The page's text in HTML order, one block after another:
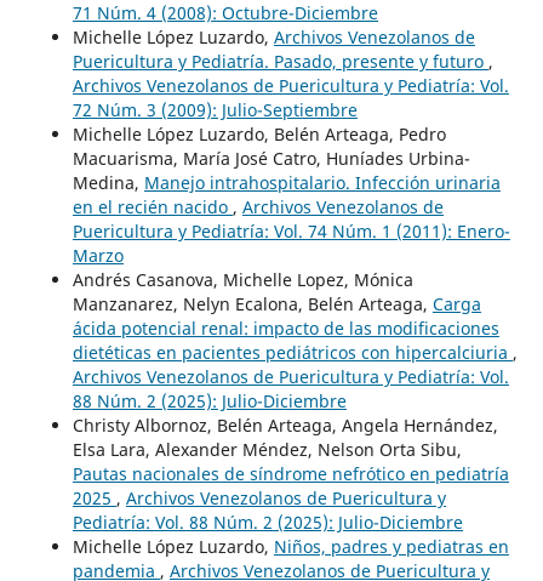
71 Núm. 4 (2008): Octubre-Diciembre
Michelle López Luzardo, Archivos Venezolanos de
Puericultura y Pediatría. Pasado, presente y futuro ,
Archivos Venezolanos de Puericultura y Pediatría: Vol.
72 Núm. 3 (2009): Julio-Septiembre
Michelle López Luzardo, Belén Arteaga, Pedro
Macuarisma, María José Catro, Huníades Urbina-
Medina, Manejo intrahospitalario. Infección urinaria
en el recién nacido , Archivos Venezolanos de
Puericultura y Pediatría: Vol. 74 Núm. 1 (2011): Enero-
Marzo
Andrés Casanova, Michelle Lopez, Mónica
Manzanarez, Nelyn Ecalona, Belén Arteaga, Carga
ácida potencial renal: impacto de las modificaciones
dietéticas en pacientes pediátricos con hipercalciuria ,
Archivos Venezolanos de Puericultura y Pediatría: Vol.
88 Núm. 2 (2025): Julio-Diciembre
Christy Albornoz, Belén Arteaga, Angela Hernández,
Elsa Lara, Alexander Méndez, Nelson Orta Sibu,
Pautas nacionales de síndrome nefrótico en pediatría
2025 , Archivos Venezolanos de Puericultura y
Pediatría: Vol. 88 Núm. 2 (2025): Julio-Diciembre
Michelle López Luzardo, Niños, padres y pediatras en
pandemia , Archivos Venezolanos de Puericultura y